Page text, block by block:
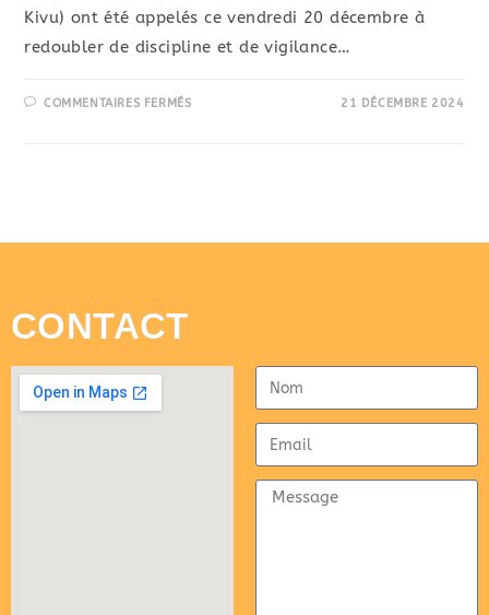
Kivu) ont été appelés ce vendredi 20 décembre à
redoubler de discipline et de vigilance…
COMMENTAIRES FERMÉS 21 DÉCEMBRE 2024
CONTACT